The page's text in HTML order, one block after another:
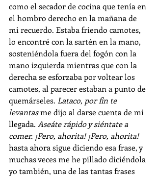
como el secador de cocina que tenía en
el hombro derecho en la mañana de
mi recuerdo. Estaba friendo camotes,
lo encontré con la sartén en la mano,
sosteniéndola fuera del fogón con la
mano izquierda mientras que con la
derecha se esforzaba por voltear los
camotes, al parecer estaban a punto de
quemárseles. Lataco, por fin te
levantas me dijo al darse cuenta de mi
llegada. Aseáte rápido y siéntate a
comer. ¡Pero, ahorita! ¡Pero, ahorita!
hasta ahora sigue diciendo esa frase, y
muchas veces me he pillado diciéndola
yo también, una de las tantas frases